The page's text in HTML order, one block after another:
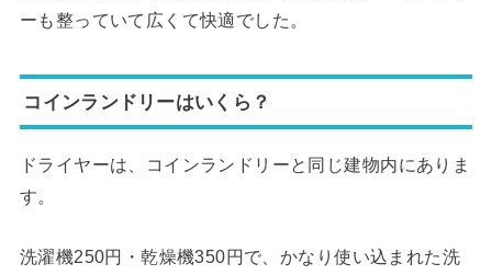
ーも整っていて広くて快適でした。
コインランドリーはいくら？
ドライヤーは、コインランドリーと同じ建物内にありま
す。
洗濯機250円・乾燥機350円で、かなり使い込まれた洗